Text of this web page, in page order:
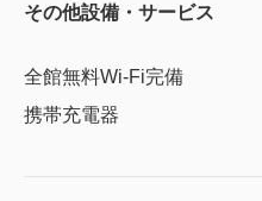
その他設備・サービス
全館無料Wi-Fi完備
携帯充電器